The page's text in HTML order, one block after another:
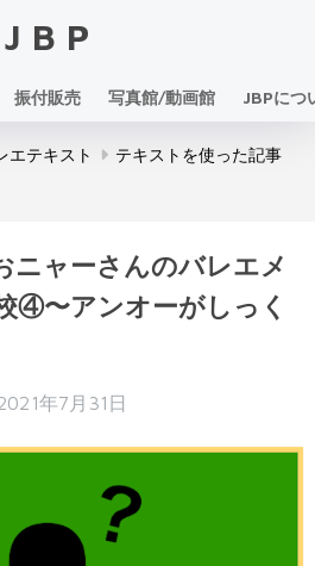
JBP
振付販売 写真館/動画館 JBPにつ
エテキスト テキストを使った記事
ニャーさんのバレエメ
④〜アンオーがしっく
年7月31日